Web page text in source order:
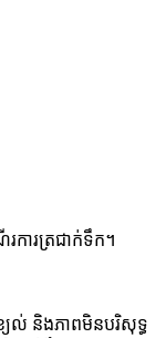
ារត្រជាក់ទឹក។
ល់ និងភាពមិនបរិសុទ្ធ